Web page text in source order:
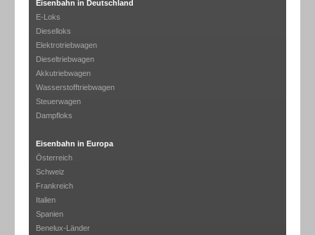
Eisenbahn in Deutschland
E-Loks
Dieselloks
Elektrotriebwagen
Dieseltriebwagen
Akkutriebwagen
Wasserstofftriebwagen
Steuerwagen
Dampfloks
Eisenbahn in Europa
Österreich
Schweiz
Frankreich
Italien
Spanien
Benelux-Länder